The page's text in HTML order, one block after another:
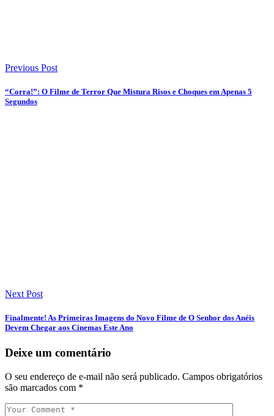
Previous Post
“Corra!”: O Filme de Terror Que Mistura Risos e Choques em Apenas 5
Segundos
Next Post
Finalmente! As Primeiras Imagens do Novo Filme de O Senhor dos Anéis
Devem Chegar aos Cinemas Este Ano
Deixe um comentário
O seu endereço de e-mail não será publicado. Campos obrigatórios
são marcados com *